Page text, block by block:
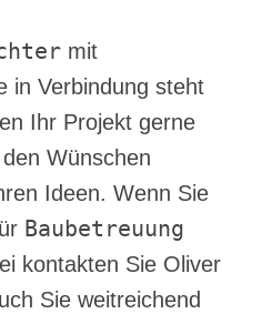
mit
in Verbindung steht
Ihr Projekt gerne
Wünschen
Ideen. Wenn Sie
Baubetreuung
kontakten Sie Oliver
Sie weitreichend